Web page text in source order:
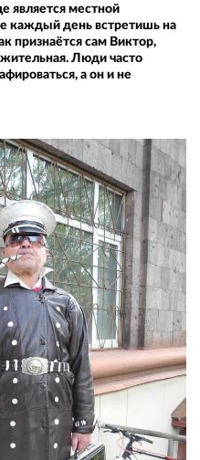
является местной
каждый день встретишь на
признаётся сам Виктор,
Люди часто
а он и не